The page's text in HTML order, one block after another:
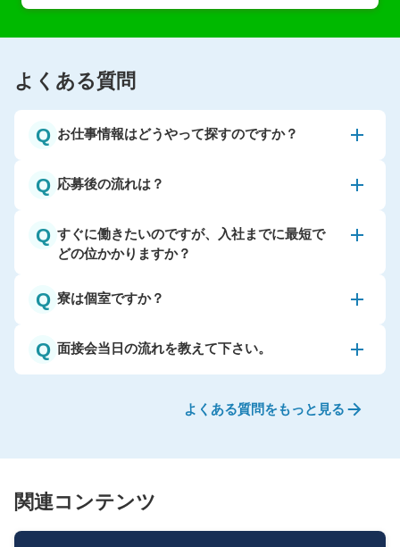
よくある質問
Q お仕事情報はどうやって探すのですか？
Q 応募後の流れは？
Q すぐに働きたいのですが、入社までに最短で
どの位かかりますか？
Q 寮は個室ですか？
Q 面接会当日の流れを教えて下さい。
よくある質問をもっと見る
関連コンテンツ